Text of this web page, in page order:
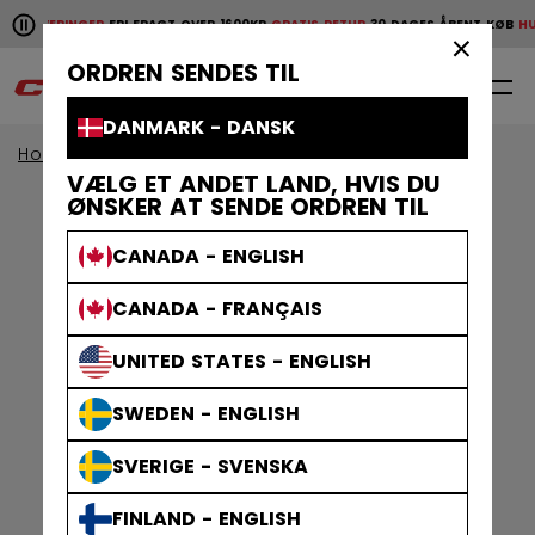
ORDREN SENDES TIL
DANMARK - DANSK
VÆLG ET ANDET LAND, HVIS DU
ØNSKER AT SENDE ORDREN TIL
CANADA - ENGLISH
CANADA - FRANÇAIS
UNITED STATES - ENGLISH
SWEDEN - ENGLISH
SVERIGE - SVENSKA
FINLAND - ENGLISH
Pause the horizontal scroll animation.
LEVERINGERFRI FRAGT OVER 1600KRGRATIS RETUR30 DAGES ÅBENT KØB
Hurtige leveringer Gratis retur 30
Home Klæder Herre træningstøj